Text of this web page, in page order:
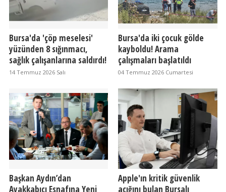
Bursa'da 'çöp meselesi'
yüzünden 8 sığınmacı,
sağlık çalışanlarına saldırdı!
14 Temmuz 2026 Salı
Bursa'da iki çocuk gölde
kayboldu! Arama
çalışmaları başlatıldı
04 Temmuz 2026 Cumartesi
Başkan Aydın’dan
Ayakkabıcı Esnafına Yeni
Apple'ın kritik güvenlik
açığını bulan Bursalı